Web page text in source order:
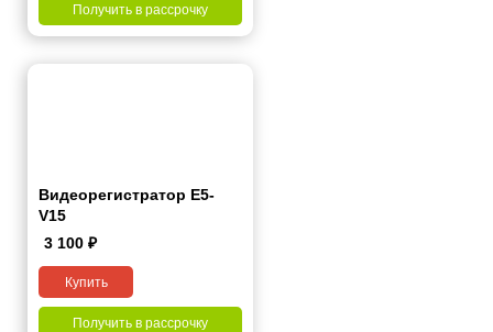
Получить в рассрочку
Видеорегистратор E5-
V15
3 100 ₽
Купить
Получить в рассрочку